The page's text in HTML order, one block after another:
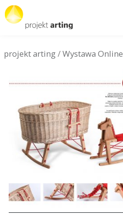
projekt arting/Wystawa Online